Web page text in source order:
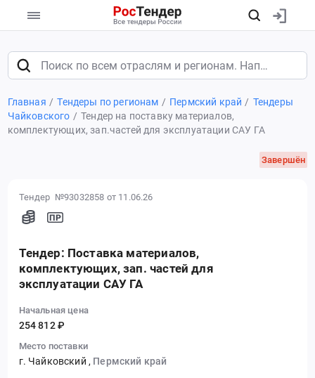
Главная Тендеры по регионам Пермский край
Тендеры
Чайковского
Тендер на поставку материалов,
комплектующих, зап.частей для эксплуатации САУ ГА
Завершён
Тендер №93032858 от 11.06.26
Тендер: Поставка материалов,
комплектующих, зап. частей для
эксплуатации САУ ГА
Начальная цена
254 812 ₽
Место поставки
г. Чайковский , Пермский край